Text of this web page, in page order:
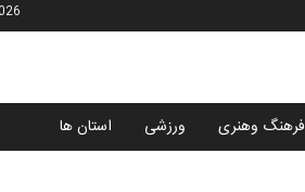
فرهنگ وهنری ورزشی استان ها